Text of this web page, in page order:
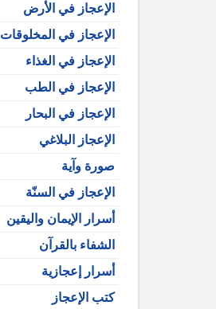
الإعجاز في الأرض
الإعجاز في المخلوقات
الإعجاز في الغذاء
الإعجاز في الطب
الإعجاز في البحار
الإعجاز البلاغي
صورة وآية
الإعجاز في السنّة
أسرار الإيمان واليقين
الشفاء بالقرآن
أسرار إعجازية
كتب الإعجاز